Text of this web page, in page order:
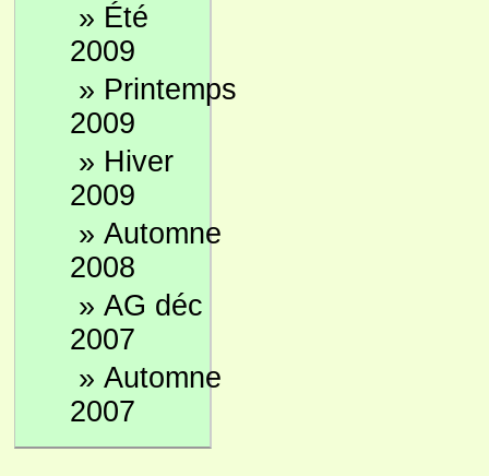
» Été
2009
» Printemps
2009
» Hiver
2009
» Automne
2008
» AG déc
2007
» Automne
2007